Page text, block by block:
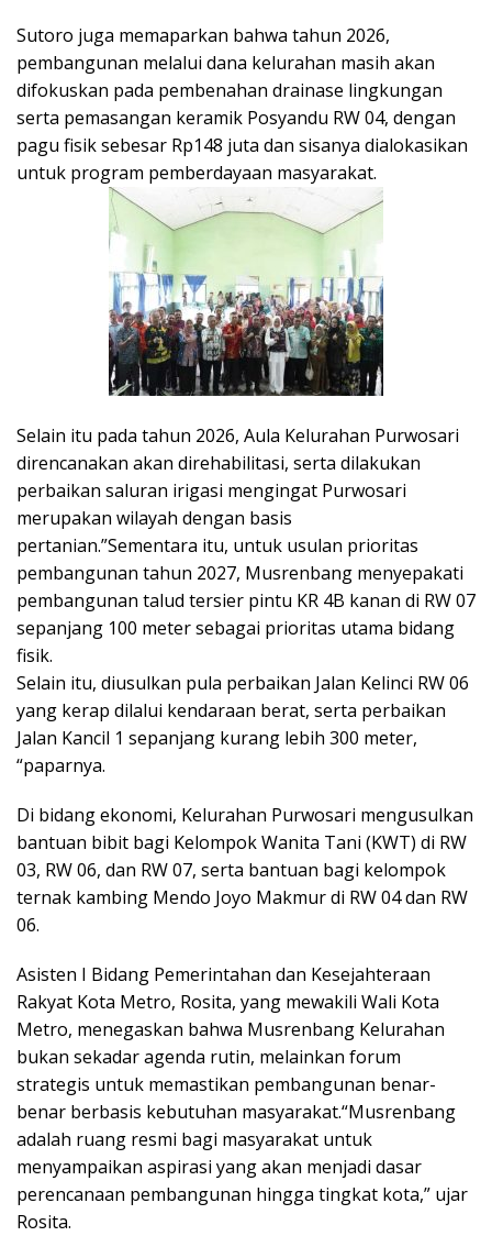
Sutoro juga memaparkan bahwa tahun 2026,
pembangunan melalui dana kelurahan masih akan
difokuskan pada pembenahan drainase lingkungan
serta pemasangan keramik Posyandu RW 04, dengan
pagu fisik sebesar Rp148 juta dan sisanya dialokasikan
untuk program pemberdayaan masyarakat.
Selain itu pada tahun 2026, Aula Kelurahan Purwosari
direncanakan akan direhabilitasi, serta dilakukan
perbaikan saluran irigasi mengingat Purwosari
merupakan wilayah dengan basis
pertanian.”Sementara itu, untuk usulan prioritas
pembangunan tahun 2027, Musrenbang menyepakati
pembangunan talud tersier pintu KR 4B kanan di RW 07
sepanjang 100 meter sebagai prioritas utama bidang
fisik.
Selain itu, diusulkan pula perbaikan Jalan Kelinci RW 06
yang kerap dilalui kendaraan berat, serta perbaikan
Jalan Kancil 1 sepanjang kurang lebih 300 meter,
“paparnya.
Di bidang ekonomi, Kelurahan Purwosari mengusulkan
bantuan bibit bagi Kelompok Wanita Tani (KWT) di RW
03, RW 06, dan RW 07, serta bantuan bagi kelompok
ternak kambing Mendo Joyo Makmur di RW 04 dan RW
06.
Asisten I Bidang Pemerintahan dan Kesejahteraan
Rakyat Kota Metro, Rosita, yang mewakili Wali Kota
Metro, menegaskan bahwa Musrenbang Kelurahan
bukan sekadar agenda rutin, melainkan forum
strategis untuk memastikan pembangunan benar-
benar berbasis kebutuhan masyarakat.“Musrenbang
adalah ruang resmi bagi masyarakat untuk
menyampaikan aspirasi yang akan menjadi dasar
perencanaan pembangunan hingga tingkat kota,” ujar
Rosita.